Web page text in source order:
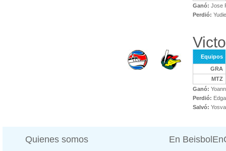
Ganó: Jose
Perdió:
Equipos
GRA
MTZ
Ganó:
Perdió:
Salvó:
Quienes somos En